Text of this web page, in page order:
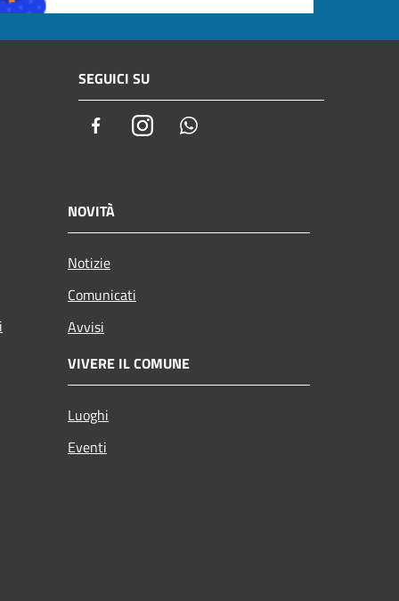
SEGUICI SU
FacebookInstagram
NOVITÀ
Notizie
Comunicati
Avvisi
VIVERE IL COMUNE
Luoghi
Eventi